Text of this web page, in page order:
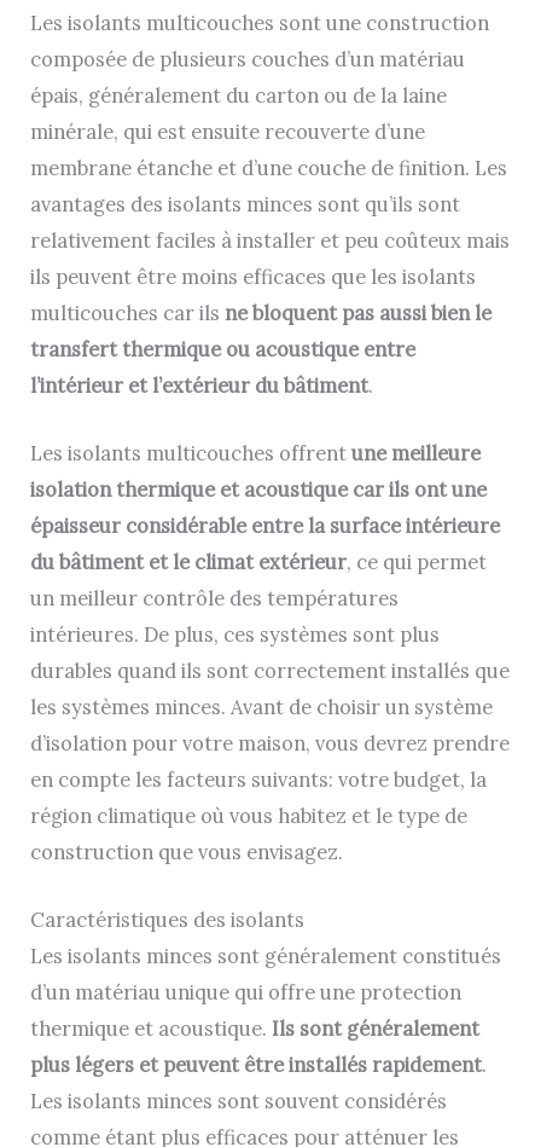
Les isolants multicouches sont une construction
composée de plusieurs couches d’un matériau
épais, généralement du carton ou de la laine
minérale, qui est ensuite recouverte d’une
membrane étanche et d’une couche de finition. Les
avantages des isolants minces sont qu’ils sont
relativement faciles à installer et peu coûteux mais
ils peuvent être moins efficaces que les isolants
multicouches car ils ne bloquent pas aussi bien le
transfert thermique ou acoustique entre
l’intérieur et l’extérieur du bâtiment.
Les isolants multicouches offrentune meilleure
isolation thermique et acoustique car ils ont une
épaisseur considérable entre la surface intérieure
du bâtiment et le climat extérieur, ce qui permet
un meilleur contrôle des températures
intérieures. De plus, ces systèmes sont plus
durables quand ils sont correctement installés que
les systèmes minces. Avant de choisir un système
d’isolation pour votre maison, vous devrez prendre
en compte les facteurs suivants: votre budget, la
région climatique où vous habitez et le type de
construction que vous envisagez.
Caractéristiques des isolants
Les isolants minces sont généralement constitués
d’un matériau unique qui offre une protection
thermique et acoustique. Ils sont généralement
plus légers et peuvent être installés rapidement.
Les isolants minces sont souvent considérés
comme étant plus efficaces pour atténuer les